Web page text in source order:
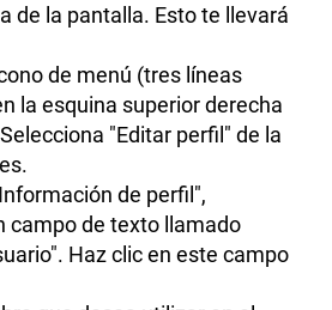
de la pantalla. Esto te llevará
de menú (tres líneas
la esquina superior derecha
"Editar perfil" de la
de perfil",
campo de texto llamado
Haz clic en este campo